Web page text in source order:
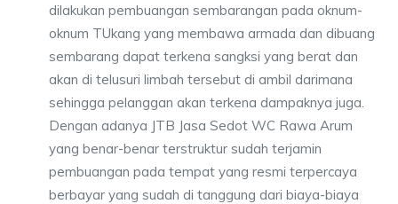
dilakukan pembuangan sembarangan pada oknum-
oknum TUkang yang membawa armada dan dibuang
sembarang dapat terkena sangksi yang berat dan
akan di telusuri limbah tersebut di ambil darimana
sehingga pelanggan akan terkena dampaknya juga.
Dengan adanya JTB Jasa Sedot WC Rawa Arum
yang benar-benar terstruktur sudah terjamin
pembuangan pada tempat yang resmi terpercaya
berbayar yang sudah di tanggung dari biaya-biaya